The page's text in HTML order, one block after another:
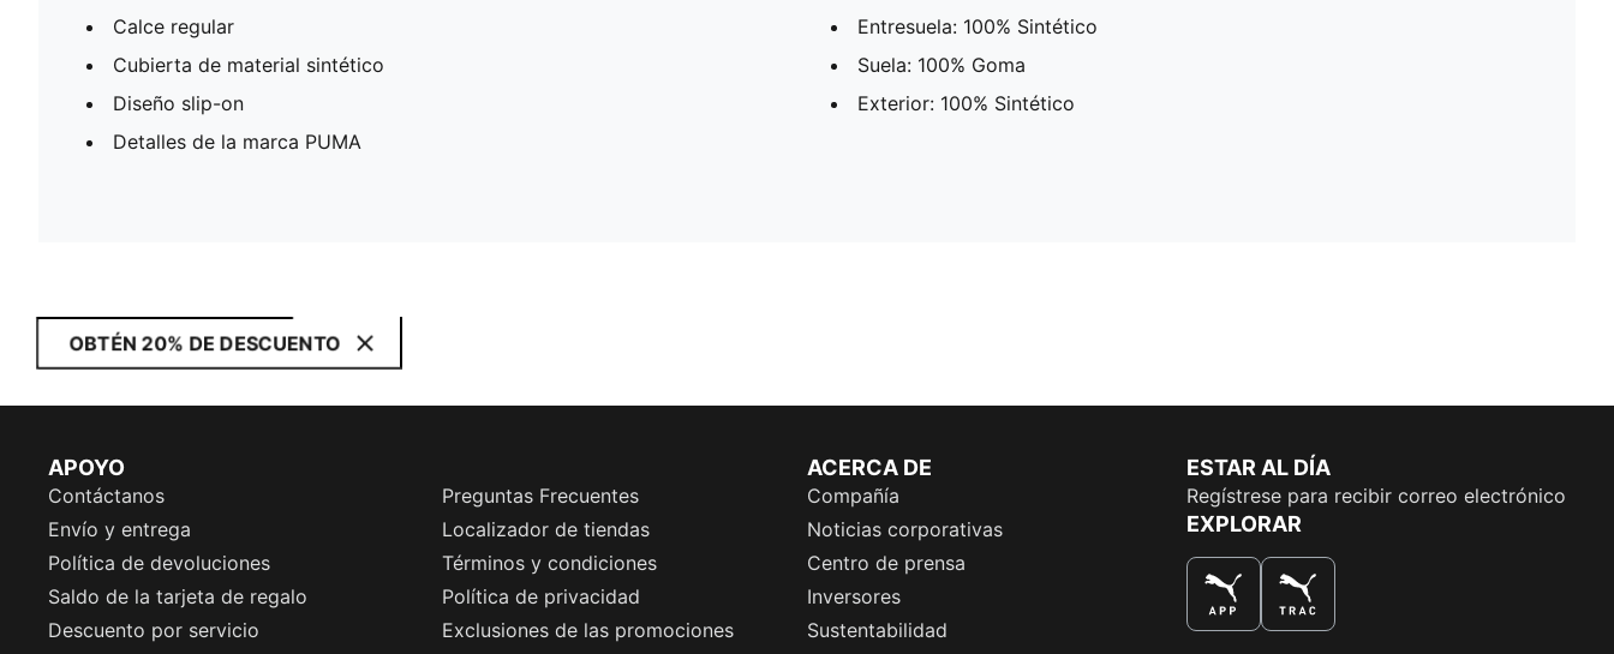
Calce regular
Cubierta de material sintético
Diseño slip-on
Detalles de la marca PUMA
Entresuela: 100% Sintético
Suela: 100% Goma
Exterior: 100% Sintético
OBTÉN 20% DE DESCUENTO
APOYO
Contáctanos
Preguntas Frecuentes
Envío y entrega
Localizador de tiendas
Política de devoluciones
Términos y condiciones
Saldo de la tarjeta de regalo
Política de privacidad
Descuento por servicio
Exclusiones de las promociones
ACERCA DE
Compañía
Noticias corporativas
Centro de prensa
Inversores
Sustentabilidad
ESTAR AL DÍA
Regístrese para recibir correo electrónico
EXPLORAR